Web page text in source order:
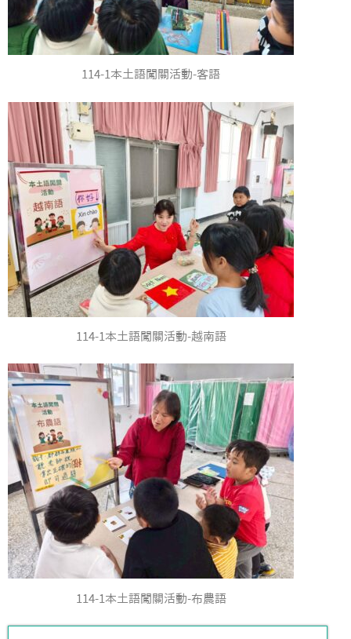
114-1本土語闖關活動-客語
114-1本土語闖關活動-越南語
114-1本土語闖關活動-布農語